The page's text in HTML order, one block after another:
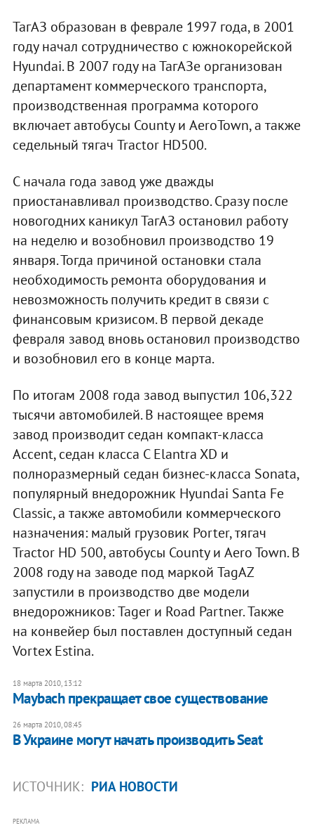
ТагАЗ образован в феврале 1997 года, в 2001
году начал сотрудничество с южнокорейской
Hyundai. В 2007 году на ТагАЗе организован
департамент коммерческого транспорта,
производственная программа которого
включает автобусы County и AeroTown, а также
седельный тягач Tractor HD500.
С начала года завод уже дважды
приостанавливал производство. Сразу после
новогодних каникул ТагАЗ остановил работу
на неделю и возобновил производство 19
января. Тогда причиной остановки стала
необходимость ремонта оборудования и
невозможность получить кредит в связи с
финансовым кризисом. В первой декаде
февраля завод вновь остановил производство
и возобновил его в конце марта.
По итогам 2008 года завод выпустил 106,322
тысячи автомобилей. В настоящее время
завод производит седан компакт-класса
Accent, седан класса С Elantra XD и
полноразмерный седан бизнес-класса Sonata,
популярный внедорожник Hyundai Santa Fe
Classic, а также автомобили коммерческого
назначения: малый грузовик Porter, тягач
Tractor HD 500, автобусы County и Aero Town. В
2008 году на заводе под маркой TagAZ
запустили в производство две модели
внедорожников: Tager и Road Partner. Также
на конвейер был поставлен доступный седан
Vortex Estina.
18 марта 2010, 13:12
Maybach прекращает свое существование
26 марта 2010, 08:45
В Украине могут начать производить Seat
ИСТОЧНИК: РИА НОВОСТИ
РЕКЛАМА